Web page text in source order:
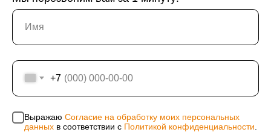
+7
Выражаю Согласие на обработку моих персональных
данных в соответствии с Политикой конфиденциальности